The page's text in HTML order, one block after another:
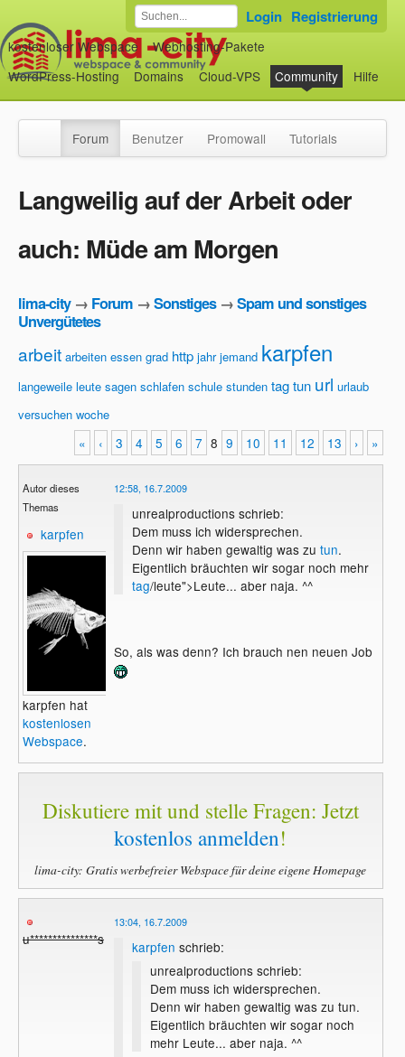
kostenloser Webspace
Webhosting-Pakete
WordPress-Hosting
Domains Cloud-VPS Community Hilfe
Login Registrierung
Forum Benutzer Promowall Tutorials
Langweilig auf der Arbeit oder
auch: Müde am Morgen
lima-city→ Forum →Sonstiges→Spam und sonstiges
Unvergütetes
arbeit arbeiten essen grad http jahr jemand karpfen
langeweile leute sagen schlafen schule stunden tagtun url urlaub
versuchen woche
« ‹ 3 4 5 6 7 8 9 10 11 12 13 › »
Autor dieses
Themas
karpfen
karpfen hat
kostenlosen
Webspace.
12:58, 16.7.2009
unrealproductions schrieb:
Dem muss ich widersprechen.
Denn wir haben gewaltig was zu tun.
Eigentlich bräuchten wir sogar noch mehr
tag/leute">Leute... aber naja. ^^
So, als was denn? Ich brauch nen neuen Job
Diskutiere mit und stelle Fragen: Jetzt
kostenlos anmelden!
lima-city: Gratis werbefreier Webspace für deine eigene Homepage
u***************s
13:04, 16.7.2009
karpfen schrieb:
unrealproductions schrieb:
Dem muss ich widersprechen.
Denn wir haben gewaltig was zu tun.
Eigentlich bräuchten wir sogar noch
mehr Leute... aber naja. ^^